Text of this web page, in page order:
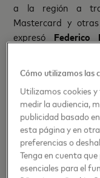
a la región a
Mastercard y otras
expresó Federico
La tarjeta Rocket
prepago/
pagos, remesas y
crédito y débito y
el uso de sus
“Herramientas
Cómo utilizamos las
Utilizamos cookies
medir la audiencia,
publicidad basado
esta página y en
preferencias o
Tenga en cuenta
esenciales para el